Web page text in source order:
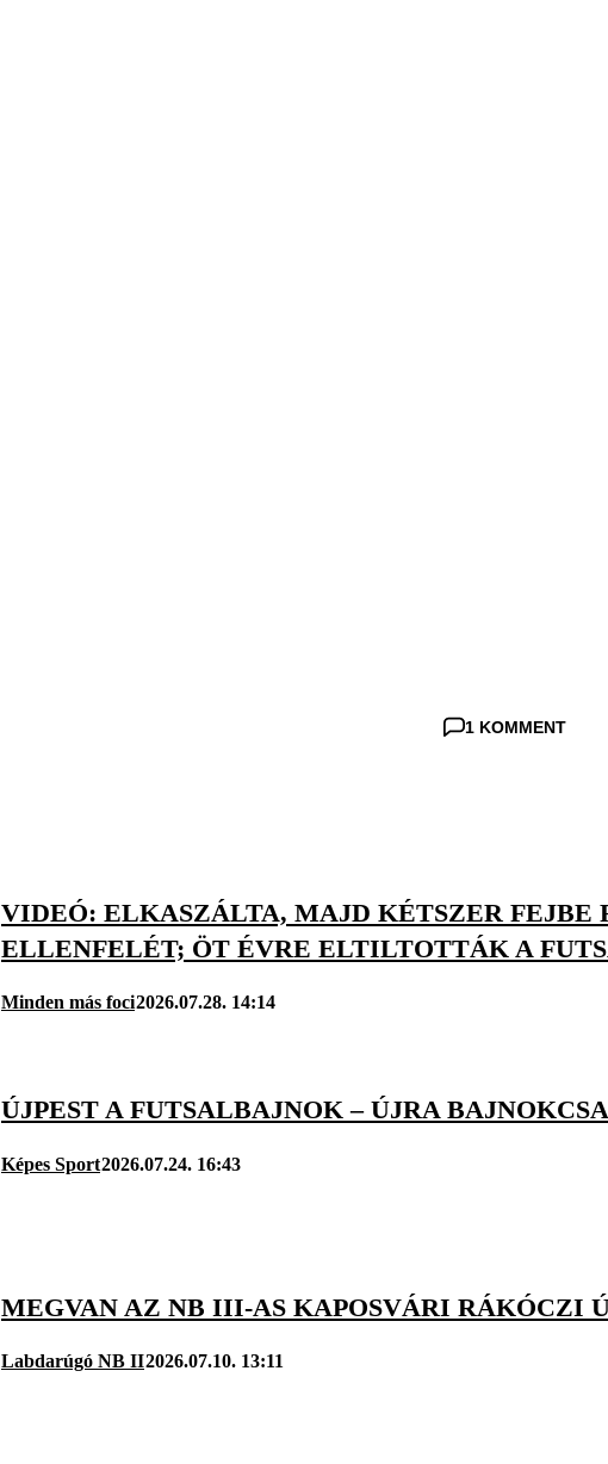
1 KOMMENT
VIDEÓ: ELKASZÁLTA, MAJD KÉTSZER FEJBE
ELLENFELÉT; ÖT ÉVRE ELTILTOTTÁK A
Minden más foci2026.07.28. 14:14
ÚJPEST A FUTSALBAJNOK – ÚJRA
Képes Sport2026.07.24. 16:43
MEGVAN AZ NB III-AS KAPOSVÁRI RÁKÓCZI
Labdarúgó NB II2026.07.10. 13:11